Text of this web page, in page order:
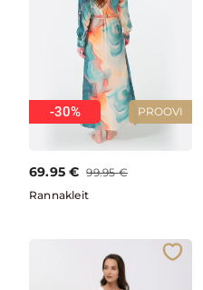
PROOVI
-30%
69.95 € 99.95 €
Rannakleit